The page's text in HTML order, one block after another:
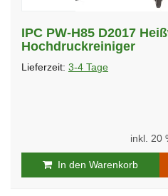
IPC PW-H85 D2017
Hochdruckreiniger
Lieferzeit: 3-4 Tage
inkl. 20
In den Warenkorb